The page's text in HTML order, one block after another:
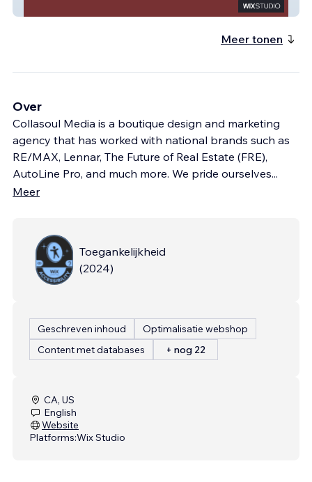
Meer tonen
Over
Collasoul Media is a boutique design and marketing
agency that has worked with national brands such as
RE/MAX, Lennar, The Future of Real Estate (FRE),
AutoLine Pro, and much more. We pride ourselves...
Meer
Toegankelijkheid
(2024)
Geschreven inhoud
Optimalisatie webshop
Content met databases
+ nog 22
CA, US
English
Website
Platforms:Wix Studio